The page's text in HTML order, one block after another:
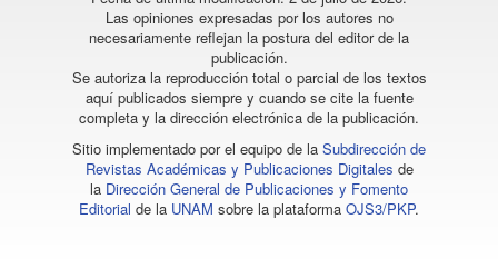
Las opiniones expresadas por los autores no
necesariamente reflejan la postura del editor de la
publicación.
Se autoriza la reproducción total o parcial de los textos
aquí publicados siempre y cuando se cite la fuente
completa y la dirección electrónica de la publicación.
Sitio implementado por el equipo de la Subdirección de
Revistas Académicas y Publicaciones Digitales de
la Dirección General de Publicaciones y Fomento
Editorial de la UNAM sobre la plataforma OJS3/PKP.